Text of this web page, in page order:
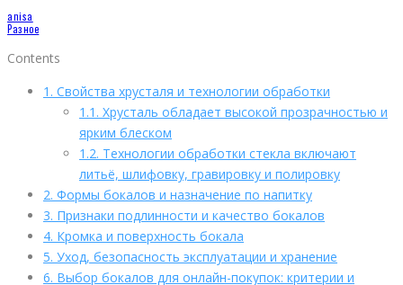
anisa
Разное
Contents
1. Свойства хрусталя и технологии обработки
1.1. Хрусталь обладает высокой прозрачностью и
ярким блеском
1.2. Технологии обработки стекла включают
литьё, шлифовку, гравировку и полировку
2. Формы бокалов и назначение по напитку
3. Признаки подлинности и качество бокалов
4. Кромка и поверхность бокала
5. Уход, безопасность эксплуатации и хранение
6. Выбор бокалов для онлайн-покупок: критерии и